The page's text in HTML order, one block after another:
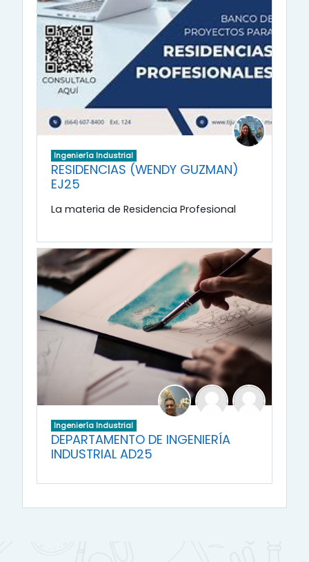
Ingeniería Industrial
RESIDENCIAS (WENDY GUZMAN)
EJ25
La materia de Residencia Profesional
Ingeniería Industrial
DEPARTAMENTO DE INGENIERÍA
INDUSTRIAL AD25